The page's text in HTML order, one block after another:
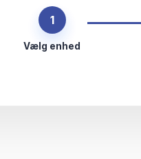
1
Vælg enhed